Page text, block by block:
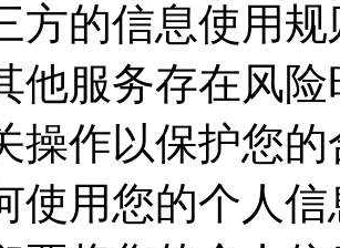
方的信息使用
他服务存在风
操作以保护您
使用您的个人信